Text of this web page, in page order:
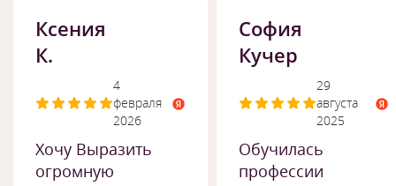
Ксения
К.
4
февраля
2026
Хочу Выразить
огромную
София
Кучер
29
августа
2025
Обучилась
профессии